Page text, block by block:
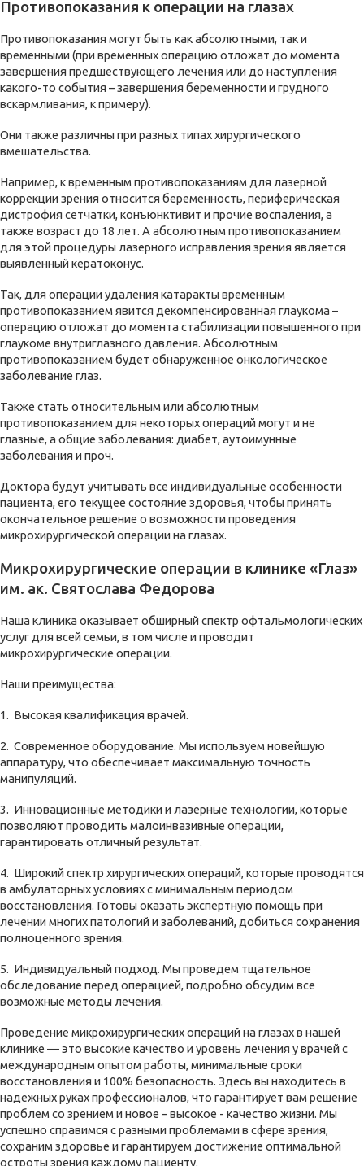
Противопоказания к операции на глазах
Противопоказания могут быть как абсолютными, так и
временными (при временных операцию отложат до момента
завершения предшествующего лечения или до наступления
какого-то события – завершения беременности и грудного
вскармливания, к примеру).
Они также различны при разных типах хирургического
вмешательства.
Например, к временным противопоказаниям для лазерной
коррекции зрения относится беременность, периферическая
дистрофия сетчатки, конъюнктивит и прочие воспаления, а
также возраст до 18 лет. А абсолютным противопоказанием
для этой процедуры лазерного исправления зрения является
выявленный кератоконус.
Так, для операции удаления катаракты временным
противопоказанием явится декомпенсированная глаукома –
операцию отложат до момента стабилизации повышенного при
глаукоме внутриглазного давления. Абсолютным
противопоказанием будет обнаруженное онкологическое
заболевание глаз.
Также стать относительным или абсолютным
противопоказанием для некоторых операций могут и не
глазные, а общие заболевания: диабет, аутоимунные
заболевания и проч.
Доктора будут учитывать все индивидуальные особенности
пациента, его текущее состояние здоровья, чтобы принять
окончательное решение о возможности проведения
микрохирургической операции на глазах.
Микрохирургические операции в клинике «Глаз»
им. ак. Святослава Федорова
Наша клиника оказывает обширный спектр офтальмологических
услуг для всей семьи, в том числе и проводит
микрохирургические операции.
Наши преимущества:
1. Высокая квалификация врачей.
2. Современное оборудование. Мы используем новейшую
аппаратуру, что обеспечивает максимальную точность
манипуляций.
3. Инновационные методики и лазерные технологии, которые
позволяют проводить малоинвазивные операции,
гарантировать отличный результат.
4. Широкий спектр хирургических операций, которые проводятся
в амбулаторных условиях с минимальным периодом
восстановления. Готовы оказать экспертную помощь при
лечении многих патологий и заболеваний, добиться сохранения
полноценного зрения.
5. Индивидуальный подход. Мы проведем тщательное
обследование перед операцией, подробно обсудим все
возможные методы лечения.
Проведение микрохирургических операций на глазах в нашей
клинике — это высокие качество и уровень лечения у врачей с
международным опытом работы, минимальные сроки
восстановления и 100% безопасность. Здесь вы находитесь в
надежных руках профессионалов, что гарантирует вам решение
проблем со зрением и новое – высокое - качество жизни. Мы
успешно справимся с разными проблемами в сфере зрения,
сохраним здоровье и гарантируем достижение оптимальной
остроты зрения каждому пациенту.